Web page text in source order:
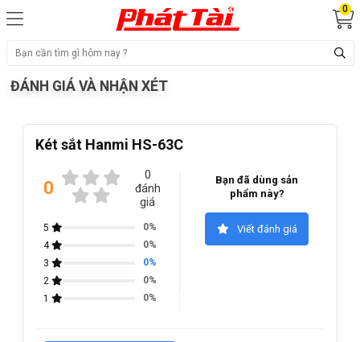
0
ĐÁNH GIÁ VÀ NHẬN XÉT
Két sắt Hanmi HS-63C
0
0
đánh
giá
5
0%
4
0%
3
0%
2
0%
1
0%
Bạn đã dùng sản
phẩm này?
Viết đánh giá